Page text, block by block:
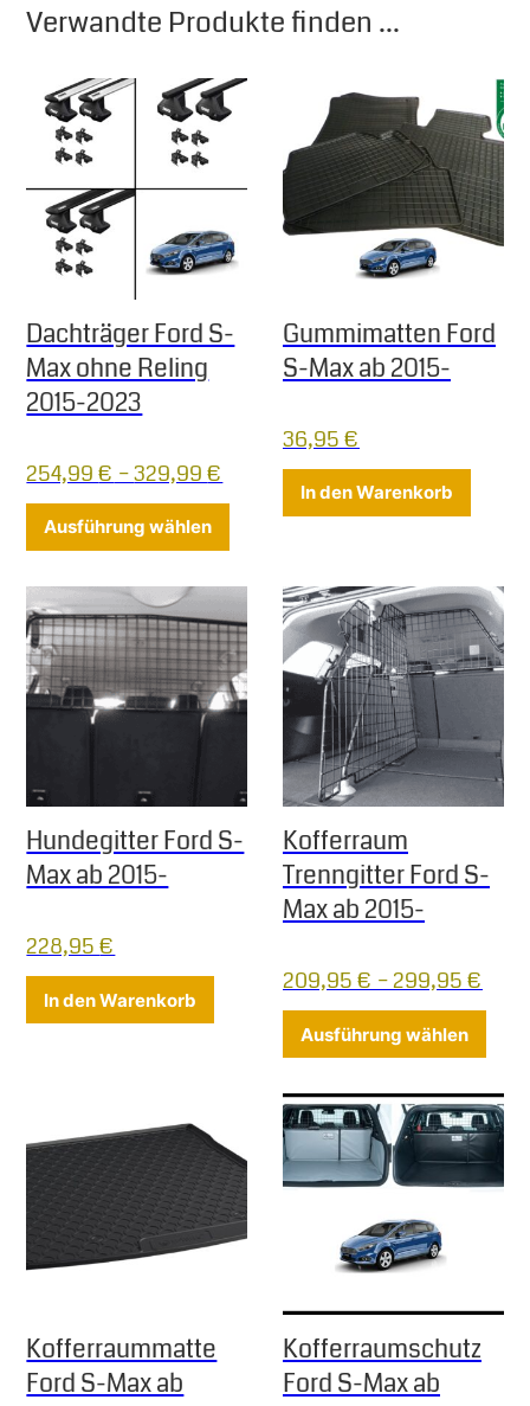
Verwandte Produkte finden ...
Dachträger Ford S-
Max ohne Reling
2015-2023
254,99€ –329,99€
Ausführung wählen Dieses Produkt weist mehrere
Gummimatten Ford
S-Max ab 2015-
36,95€
In den Warenkorb
Hundegitter Ford S-
Max ab 2015-
228,95€
In den Warenkorb
Kofferraum
Trenngitter Ford S-
Max ab 2015-
209,95€–299,95€
Ausführung wählen
Kofferraummatte
Ford S-Max ab
Kofferraumschutz
Ford S-Max ab